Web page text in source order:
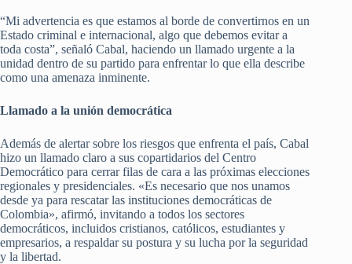
“Mi advertencia es que estamos al borde de convertirnos en un
Estado criminal e internacional, algo que debemos evitar a
toda costa”, señaló Cabal, haciendo un llamado urgente a la
unidad dentro de su partido para enfrentar lo que ella describe
como una amenaza inminente.
Llamado a la unión democrática
Además de alertar sobre los riesgos que enfrenta el país, Cabal
hizo un llamado claro a sus copartidarios del Centro
Democrático para cerrar filas de cara a las próximas elecciones
regionales y presidenciales. «Es necesario que nos unamos
desde ya para rescatar las instituciones democráticas de
Colombia», afirmó, invitando a todos los sectores
democráticos, incluidos cristianos, católicos, estudiantes y
empresarios, a respaldar su postura y su lucha por la seguridad
y la libertad.